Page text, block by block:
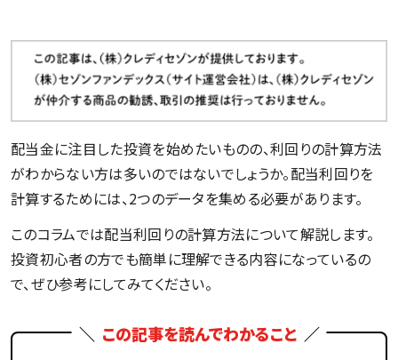
記事一覧を見る
配当金に注目した投資を始めたいものの、利回りの計算方法
がわからない方は多いのではないでしょうか。配当利回りを
計算するためには、2つのデータを集める必要があります。
このコラムでは配当利回りの計算方法について解説します。
投資初心者の方でも簡単に理解できる内容になっているの
で、ぜひ参考にしてみてください。
この記事を読んでわかること